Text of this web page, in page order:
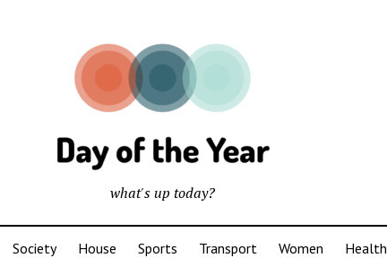
what's up today?
Society House Sports Transport Women Health